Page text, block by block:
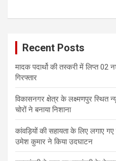
Recent Posts
मादक पदार्थो की तस्करी में लिप्त 02
गिरफ्तार
विकासनगर क्षेत्र के लक्ष्मणपुर स्थित
चोरों ने बनाया निशाना
कांवड़ियों की सहायता के लिए लगाए
उमेश कुमार ने किया उदघाटन